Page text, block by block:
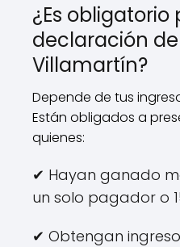
¿Es
declaración
Villamartín?
Depende de tus
Están obligados a
quienes:
✔ Hayan ganado
un solo pagador o
✔ Obtengan